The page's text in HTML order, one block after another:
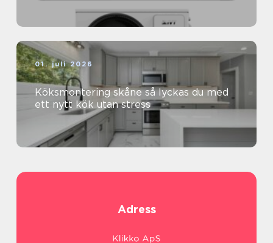
01. juli 2026
Köksmontering skåne så lyckas du med
ett nytt kök utan stress
Adress